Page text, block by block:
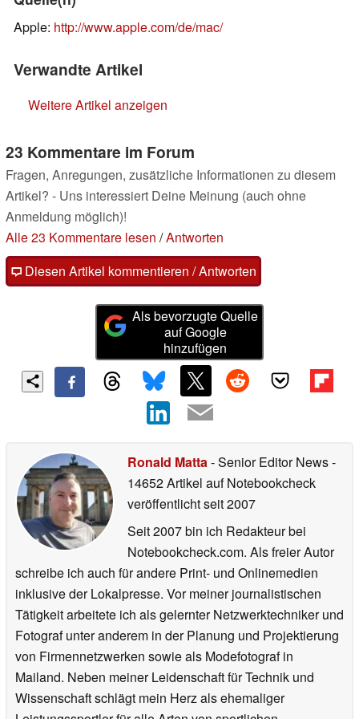
Apple: http://www.apple.com/de/mac/
Verwandte Artikel
Weitere Artikel anzeigen
23 Kommentare im Forum
Fragen, Anregungen, zusätzliche Informationen zu diesem
Artikel? - Uns interessiert Deine Meinung (auch ohne
Anmeldung möglich)!
Alle 23 Kommentare lesen /Antworten
Diesen Artikel kommentieren / Antworten
Als bevorzugte Quelle
auf Google
hinzufügen
Ronald Matta- Senior Editor News-
14652 Artikel auf Notebookcheck
veröffentlichtseit 2007
Seit 2007 bin ich Redakteur bei
Notebookcheck.com. Als freier Autor
schreibe ich auch für andere Print- und Onlinemedien
inklusive der Lokalpresse. Vor meiner journalistischen
Tätigkeit arbeitete ich als gelernter Netzwerktechniker und
Fotograf unter anderem in der Planung und Projektierung
von Firmennetzwerken sowie als Modefotograf in
Mailand. Neben meiner Leidenschaft für Technik und
Wissenschaft schlägt mein Herz als ehemaliger